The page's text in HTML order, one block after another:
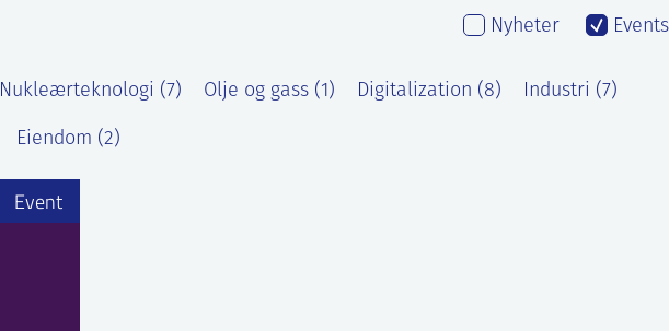
Nyheter Events
Nukleærteknologi (7) Olje og gass (1) Digitalization (8) Industri (7)
Eiendom (2)
Event